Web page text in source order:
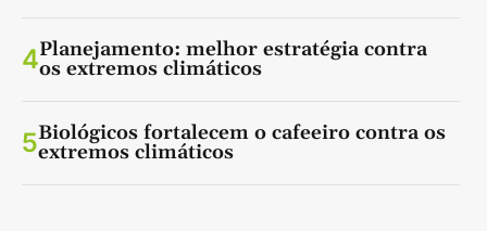
4Planejamento: melhor estratégia contra
os extremos climáticos
5Biológicos fortalecem o cafeeiro contra os
extremos climáticos